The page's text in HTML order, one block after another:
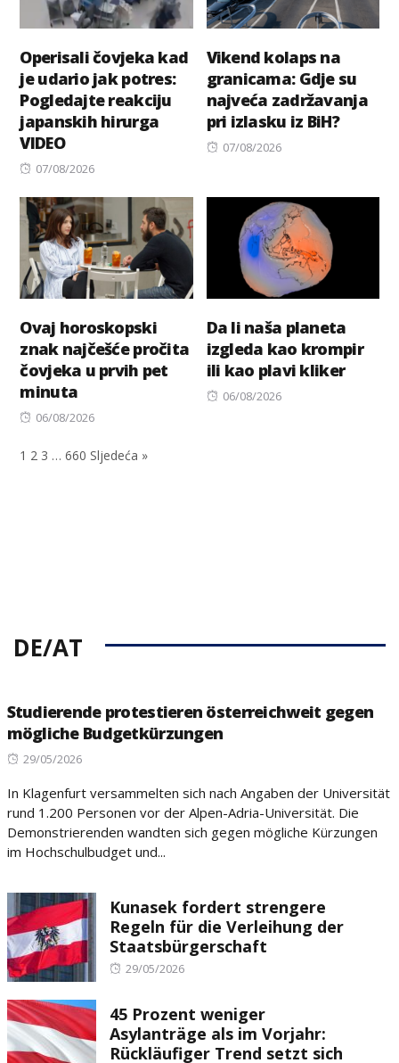
Operisali čovjeka kad
je udario jak potres:
Pogledajte reakciju
japanskih hirurga
VIDEO
Posted
07/08/2026
Vikend kolaps na
granicama: Gdje su
najveća zadržavanja
pri izlasku iz BiH?
Posted
07/08/2026
Ovaj horoskopski
znak najčešće pročita
čovjeka u prvih pet
minuta
Posted
06/08/2026
Da li naša planeta
izgleda kao krompir
ili kao plavi kliker
Posted
06/08/2026
1 2 3 … 660 Sljedeća »
DE/AT
Studierende protestieren österreichweit gegen
mögliche Budgetkürzungen
Posted
29/05/2026
In Klagenfurt versammelten sich nach Angaben der Universität
rund 1.200 Personen vor der Alpen-Adria-Universität. Die
Demonstrierenden wandten sich gegen mögliche Kürzungen
im Hochschulbudget und...
Kunasek fordert strengere
Regeln für die Verleihung der
Staatsbürgerschaft
Posted
29/05/2026
45 Prozent weniger
Asylanträge als im Vorjahr:
Rückläufiger Trend setzt sich